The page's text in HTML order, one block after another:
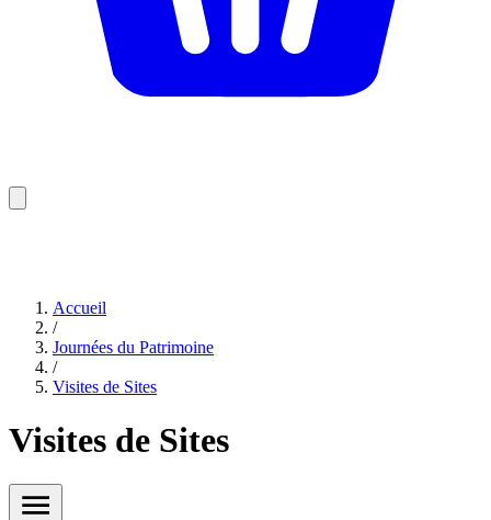
Accueil
/
Journées du Patrimoine
/
Visites de Sites
Visites de Sites